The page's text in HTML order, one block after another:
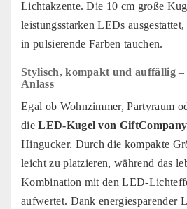
Lichtakzente. Die 10 cm große
leistungsstarken LEDs
in pulsierende Farben tauchen.
Stylisch, kompakt und auffällig
Anlass
Egal ob Wohnzimmer, Partyraum
dieLED-Kugel von GiftCompany
Hingucker. Durch die kompakte
leicht zu platzieren, während das
Kombination mit den LED-
aufwertet. Dank energiesparender